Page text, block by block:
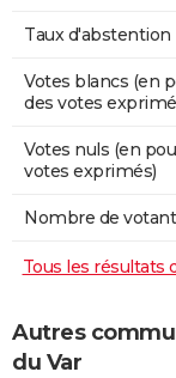
Taux d'abstention
Votes blancs (en
des votes
Votes nuls (en
votes exprimés)
Nombre de
Tous les résultats
Autres
du Var